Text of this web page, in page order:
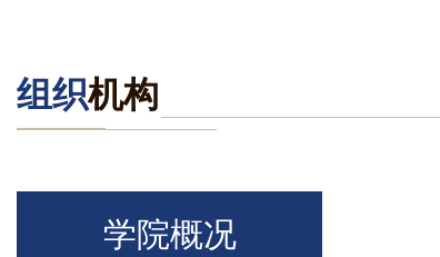
组织机构
学院概况